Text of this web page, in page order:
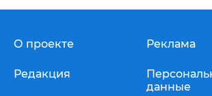
О проекте
Редакция
Реклама
данные